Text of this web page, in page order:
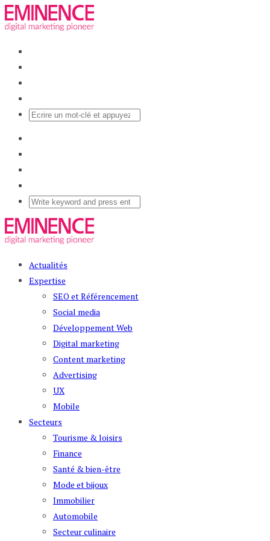
Actualités
Expertise
SEO et Référencement
Social media
Développement Web
Digital marketing
Content marketing
Advertising
UX
Mobile
Secteurs
Tourisme & loisirs
Finance
Santé & bien-être
Mode et bijoux
Immobilier
Automobile
Secteur culinaire